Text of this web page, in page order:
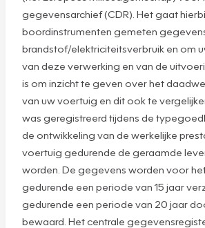
gegevensarchief (CDR). Het gaat
boordinstrumenten gemeten
brandstof/elektriciteitsverbruik en om
van deze verwerking en van de
is om inzicht te geven over het
van uw voertuig en dit ook te
was geregistreerd tijdens de
de ontwikkeling van de werkelijke
voertuig gedurende de geraamde
worden. De gegevens worden voor
gedurende een periode van 15 jaar
gedurende een periode van 20 jaar
bewaard. Het centrale